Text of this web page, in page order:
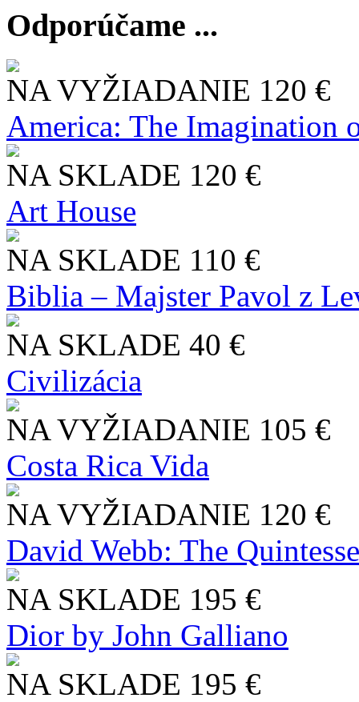
Odporúčame ...
NA VYŽIADANIE 120 €
America: The Imagination
NA SKLADE 120 €
Art House
NA SKLADE 110 €
Biblia – Majster Pavol z
NA SKLADE 40 €
Civilizácia
NA VYŽIADANIE 105 €
Costa Rica Vida
NA VYŽIADANIE 120 €
David Webb: The
NA SKLADE 195 €
Dior by John Galliano
NA SKLADE 195 €